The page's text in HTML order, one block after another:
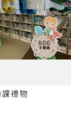
禮物